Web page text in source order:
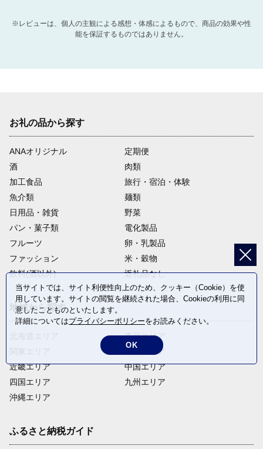
※レビューは、個人の主観による感想・体感によるもので、商品の効果や性
能を保証するものではありません。
お礼の品から探す
ANAオリジナル
定期便
酒
肉類
加工食品
旅行・宿泊・体験
魚介類
麺類
日用品・雑貨
野菜
パン・菓子類
電化製品
フルーツ
卵・乳製品
ファッション
米・穀物
飲料(酒以外)
返礼品なし
地域から探す
近畿エリア
四国エリア
沖縄エリア
東北エリア
中部エリア
中国エリア
九州エリア
ふるさと納税ガイド
当サイトでは、サイト利便性向上のため、クッキー（Cookie）を使
用しています。サイトの閲覧を継続された場合、Cookieの利用に同
意したことものといたします。
詳細についてはプライバシーポリシーをお読みください。
OK